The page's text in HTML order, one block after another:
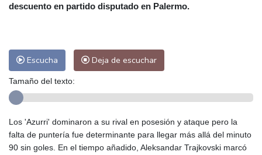
San José
34 °C Asunción
Panama City
24 °C
descuento en partido disputado en Palermo.
Escucha Deja de escuchar
Tamaño del texto:
Los 'Azurri' dominaron a su rival en posesión y ataque pero la
falta de puntería fue determinante para llegar más allá del minuto
90 sin goles. En el tiempo añadido, Aleksandar Trajkovski marcó